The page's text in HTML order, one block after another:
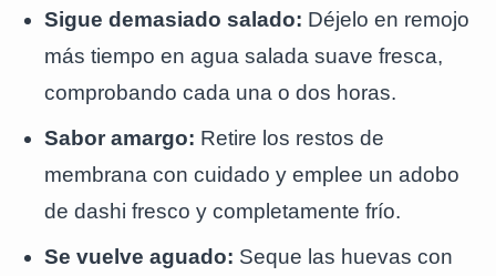
Sigue demasiado salado: Déjelo en remojo
más tiempo en agua salada suave fresca,
comprobando cada una o dos horas.
Sabor amargo: Retire los restos de
membrana con cuidado y emplee un adobo
de dashi fresco y completamente frío.
Se vuelve aguado: Seque las huevas con